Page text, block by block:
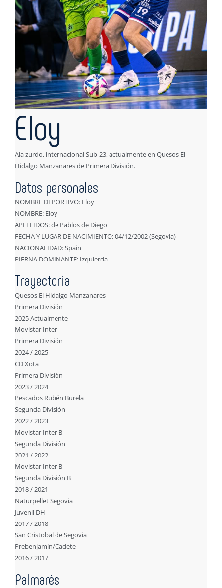
Eloy
Ala zurdo, internacional Sub-23, actualmente en Quesos El
Hidalgo Manzanares de Primera División.
Datos personales
NOMBRE DEPORTIVO: Eloy
NOMBRE: Eloy
APELLIDOS: de Pablos de Diego
FECHA Y LUGAR DE NACIMIENTO: 04/12/2002 (Segovia)
NACIONALIDAD: Spain
PIERNA DOMINANTE: Izquierda
Trayectoria
Quesos El Hidalgo Manzanares
Primera División
2025 Actualmente
Movistar Inter
Primera División
2024 / 2025
CD Xota
Primera División
2023 / 2024
Pescados Rubén Burela
Segunda División
2022 / 2023
Movistar Inter B
Segunda División
2021 / 2022
Movistar Inter B
Segunda División B
2018 / 2021
Naturpellet Segovia
Juvenil DH
2017 / 2018
San Cristobal de Segovia
Prebenjamín/Cadete
2016 / 2017
Palmarés